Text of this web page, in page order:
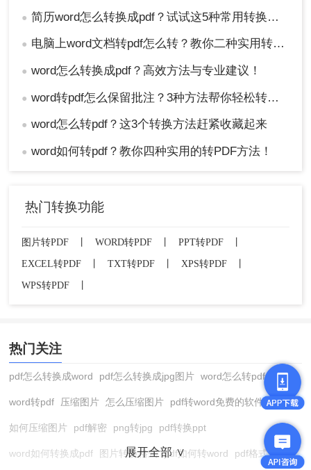
● 简历word怎么转换成pdf？试试这5种常用转换方法！
● 电脑上word文档转pdf怎么转？教你二种实用转换方法！
● word怎么转换成pdf？高效方法与专业建议！
● word转pdf怎么保留批注？3种方法帮你轻松转换！
● word怎么转pdf？这3个转换方法赶紧收藏起来
● word如何转pdf？教你四种实用的转PDF方法！
热门转换功能
图片转PDF WORD转PDF PPT转PDF
EXCEL转PDF
TXT转PDF XPS转PDF
WPS转PDF
热门关注
pdf怎么转换成word pdf怎么转换成jpg图片 word怎么转pdf
word转pdf 压缩图片 怎么压缩图片 pdf转word免费的软件
如何压缩图片 pdf解密 png转jpg pdf转换ppt
word如何转换成pdf 图片转换格式 pdf如何转word pdf格式转换
展开全部 ∨